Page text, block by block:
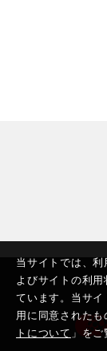
当サイトでは、
よびサイトの利
ています。当サ
用に同意された
トについて 」をご